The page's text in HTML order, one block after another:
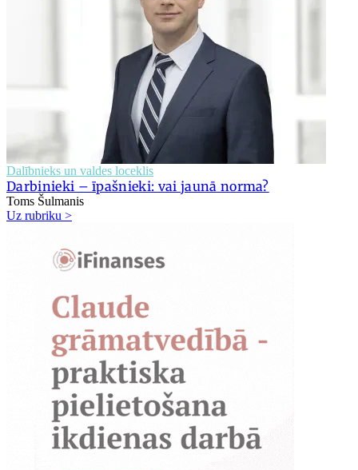
Dalībnieks un valdes loceklis
Darbinieki – īpašnieki: vai jaunā norma?
Toms Šulmanis
Uz rubriku >